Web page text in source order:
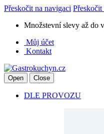
Přeskočit na navigaci Přeskočit
Množstevní slevy až do
Můj účet
Kontakt
Open Close
DLE PROVOZU